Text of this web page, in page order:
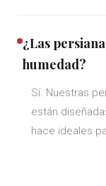
¿Las
humedad?
Sí. Nuestras
están
hace ideales